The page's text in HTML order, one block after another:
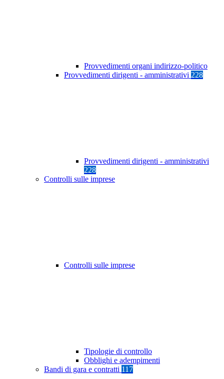
Provvedimenti organi indirizzo-politico
Provvedimenti dirigenti - amministrativi 228
Provvedimenti dirigenti - amministrativi
228
Controlli sulle imprese
Controlli sulle imprese
Tipologie di controllo
Obblighi e adempimenti
Bandi di gara e contratti 117